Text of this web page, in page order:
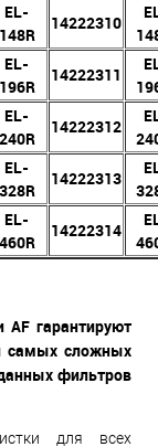
EL-
148R
14222310
EL-
196R
14222311
EL-
240R
14222312
EL-
328R
14222313
EL-
460R
14222314
гарантируют
самых сложных
фильтров
для всех